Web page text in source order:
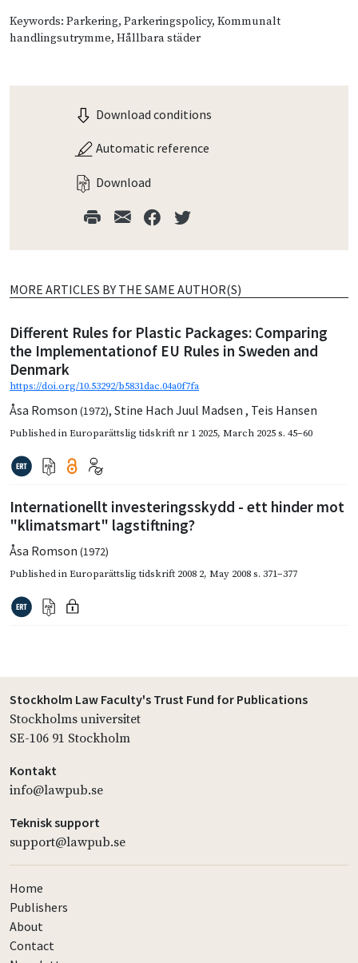
Keywords: Parkering, Parkeringspolicy, Kommunalt
handlingsutrymme, Hållbara städer
Download conditions
Automatic reference
Download
MORE ARTICLES BY THE SAME AUTHOR(S)
Different Rules for Plastic Packages: Comparing
the Implementationof EU Rules in Sweden and
Denmark
https://doi.org/10.53292/b5831dac.04a0f7fa
Åsa Romson (1972), Stine Hach Juul Madsen , Teis Hansen
Published inEuroparättslig tidskrift nr 1 2025, March 2025s. 45–60
Internationellt investeringsskydd - ett hinder mot
"klimatsmart" lagstiftning?
Åsa Romson (1972)
Published inEuroparättslig tidskrift 2008 2, May 2008s. 371–377
Stockholm Law Faculty's Trust Fund for Publications
Stockholms universitet
SE-106 91 Stockholm
Kontakt
info@lawpub.se
Teknisk support
support@lawpub.se
Home
Publishers
About
Contact